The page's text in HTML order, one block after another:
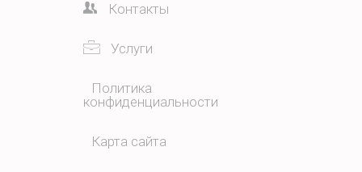
Контакты
Услуги
Политика
конфиденциальности
Карта сайта